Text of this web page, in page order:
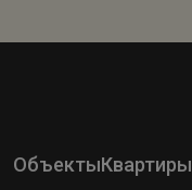
ОбъектыКвартиры